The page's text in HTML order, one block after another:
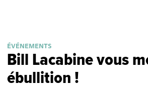
ÉVÉNEMENTS
Bill Lacabine vous
ébullition !